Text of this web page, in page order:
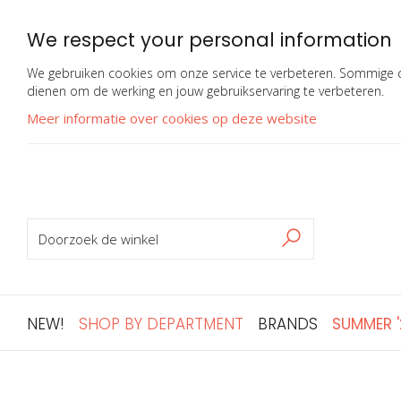
We respect your personal information
We gebruiken cookies om onze service te verbeteren.
dienen om de werking en jouw gebruikservaring te verbeteren.
Meer informatie over cookies op deze website
Zoeken
ZOEKEN
NEW! SHOP BY DEPARTMENT BRANDS SUMMER